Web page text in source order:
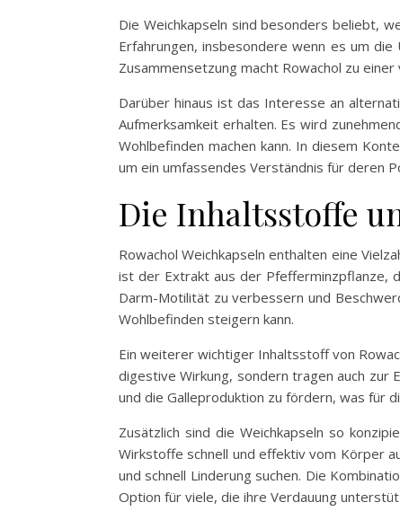
Die Weichkapseln sind besonders beliebt,
Erfahrungen, insbesondere wenn es um
Zusammensetzung macht Rowachol zu
Darüber hinaus ist das Interesse an
Aufmerksamkeit erhalten. Es wird
Wohlbefinden machen kann. In diesem
um ein umfassendes Verständnis für deren
Die Inhaltsstoffe
Rowachol Weichkapseln enthalten eine
ist der Extrakt aus der Pfefferminzpflanze,
Darm-Motilität zu verbessern und
Wohlbefinden steigern kann.
Ein weiterer wichtiger Inhaltsstoff von
digestive Wirkung, sondern tragen auch
und die Galleproduktion zu fördern, was für
Zusätzlich sind die Weichkapseln so
Wirkstoffe schnell und effektiv vom Körper
und schnell Linderung suchen. Die
Option für viele, die ihre Verdauung